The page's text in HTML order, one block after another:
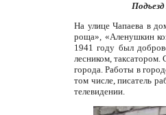
На улице Чапаева в
роща», «Аленушкин
1941 году был
лесником,
города. Работы в
том числе, писатель
телевидении.